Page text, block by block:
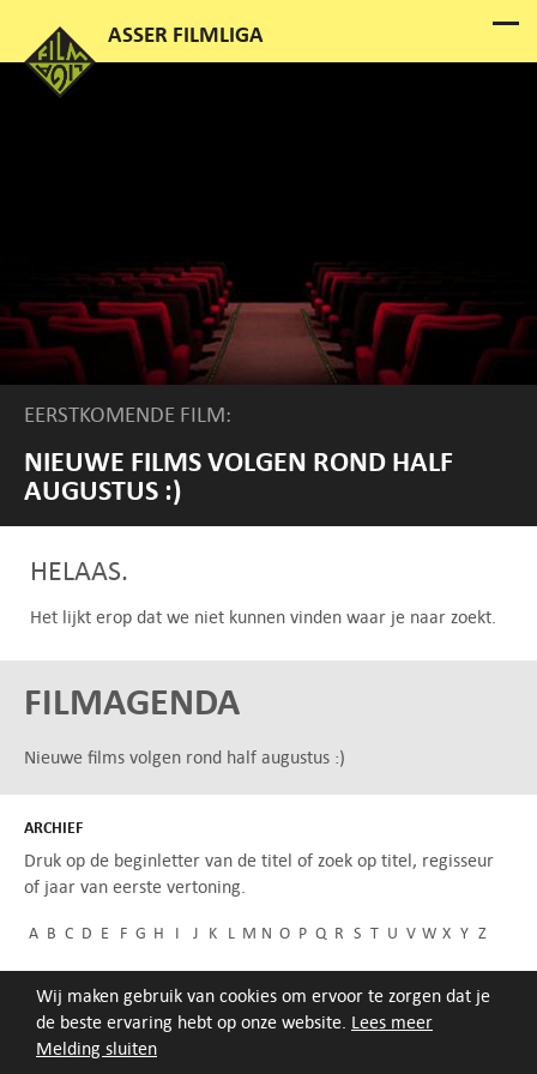
Melding sluiten
Wij maken gebruik van cookies om ervoor te zorgen dat je
de beste ervaring hebt op onze website. Lees meer
EERSTKOMENDE FILM:
NIEUWE FILMS VOLGEN ROND HALF
AUGUSTUS :)
HELAAS.
Het lijkt erop dat we niet kunnen vinden waar je naar zoekt.
FILMAGENDA
Nieuwe films volgen rond half augustus :)
ARCHIEF
Druk op de beginletter van de titel of zoek op titel, regisseur
of jaar van eerste vertoning.
A B C D E F G H I J K L M N O P Q R S T U V W X Y Z